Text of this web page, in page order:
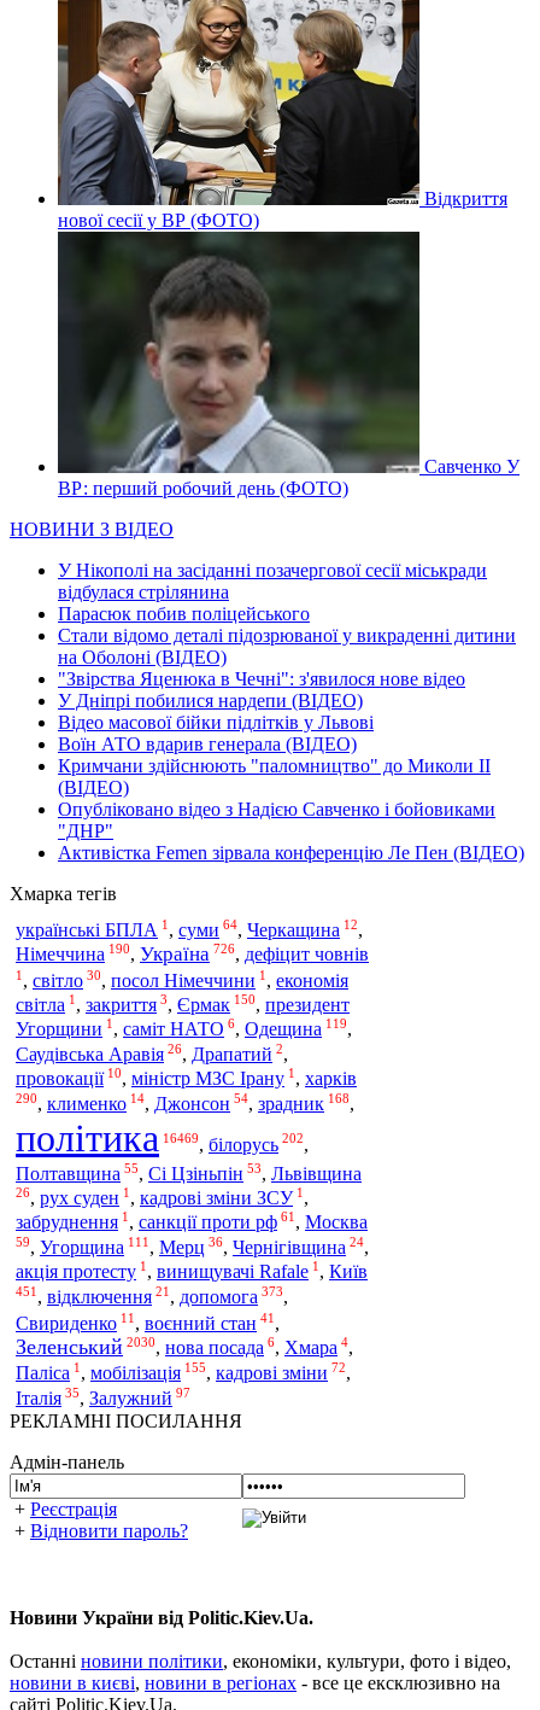
Відкриття
нової сесії у ВР (ФОТО)
Савченко У
ВР: перший робочий день (ФОТО)
НОВИНИ З ВІДЕО
У Нікополі на засіданні позачергової сесії міськради
відбулася стрілянина
Парасюк побив поліцейського
Стали відомо деталі підозрюваної у викраденні дитини
на Оболоні (ВІДЕО)
"Звірства Яценюка в Чечні": з'явилося нове відео
У Дніпрі побилися нардепи (ВІДЕО)
Відео масової бійки підлітків у Львові
Воїн АТО вдарив генерала (ВІДЕО)
Кримчани здійснюють "паломництво" до Миколи ІІ
(ВІДЕО)
Опубліковано відео з Надією Савченко і бойовиками
"ДНР"
Активістка Femen зірвала конференцію Ле Пен (ВІДЕО)
Хмарка тегів
українські БПЛА 1 , суми 64, Черкащина 12,
Німеччина 190, Україна 726, дефіцит човнів
1 , світло 30, посол Німеччини 1 , економія
світла 1 , закриття 3, Єрмак 150, президент
Угорщини 1 , саміт НАТО 6, Одещина 119,
Саудівська Аравія 26, Драпатий 2,
провокації 10, міністр МЗС Ірану 1 , харків
290, клименко 14, Джонсон 54, зрадник 168,
політика 16469, білорусь 202,
Полтавщина 55, Сі Цзіньпін 53, Львівщина
26, рух суден 1 , кадрові зміни ЗСУ 1 ,
забруднення 1 , санкції проти рф 61 , Москва
59, Угорщина 111 , Мерц 36, Чернігівщина 24,
акція протесту 1 , винищувачі Rafale 1 , Київ
451 , відключення 21 , допомога 373,
Свириденко 11 , воєнний стан 41 ,
Зеленський 2030, нова посада 6, Хмара 4,
Паліса 1 , мобілізація 155, кадрові зміни 72,
Італія 35, Залужний 97
РЕКЛАМНІ ПОСИЛАННЯ
Адмін-панель
+ Реєстрація
+ Відновити пароль?
Новини України від Politic.Kiev.Ua.
Останні новини політики, економіки, культури, фото і відео,
новини в києві, новини в регіонах - все це ексклюзивно на
сайті Politic.Kiev.Ua.